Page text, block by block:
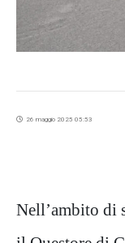
26 maggio 2025 05:53
Nell’ambito di